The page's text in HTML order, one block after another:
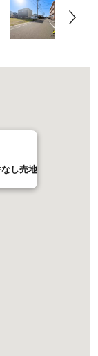
し売地